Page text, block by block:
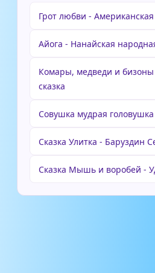
Грот любви - Американская
Айога - Нанайская
Комары, медведи и бизоны
сказка
Совушка мудрая головушка
Сказка Улитка - Баруздин
Сказка Мышь и воробей -